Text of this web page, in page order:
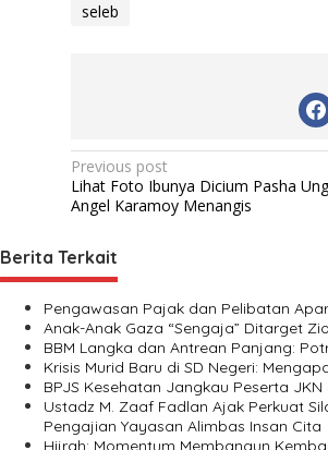
seleb
P
o
t
n
a
v
i
g
Previous post
Lihat Foto Ibunya Dicium Pasha
Angel Karamoy Menangis
Berita Terkait
Pengawasan Pajak dan Pelibatan
Anak-Anak Gaza “Sengaja” Ditarget
BBM Langka dan Antrean Panjang:
Krisis Murid Baru di SD Negeri:
BPJS Kesehatan Jangkau Peserta
Ustadz M. Zaaf Fadlan Ajak Perkuat
Pengajian Yayasan Alimbas Insan Cita
Hijrah: Momentum Membangun